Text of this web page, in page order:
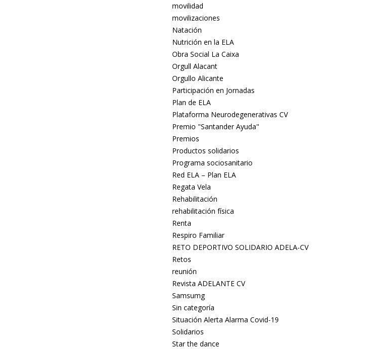
movilidad
movilizaciones
Natación
Nutrición en la ELA
Obra Social La Caixa
Orgull Alacant
Orgullo Alicante
Participación en Jornadas
Plan de ELA
Plataforma Neurodegenerativas CV
Premio "Santander Ayuda"
Premios
Productos solidarios
Programa sociosanitario
Red ELA – Plan ELA
Regata Vela
Rehabilitación
rehabilitación física
Renta
Respiro Familiar
RETO DEPORTIVO SOLIDARIO ADELA-CV
Retos
reunión
Revista ADELANTE CV
Samsumg
Sin categoría
Situación Alerta Alarma Covid-19
Solidarios
Star the dance